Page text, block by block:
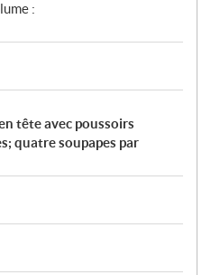
:
tête avec poussoirs
quatre soupapes par